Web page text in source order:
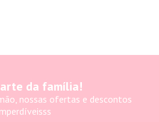
da família!
nossas ofertas e descontos